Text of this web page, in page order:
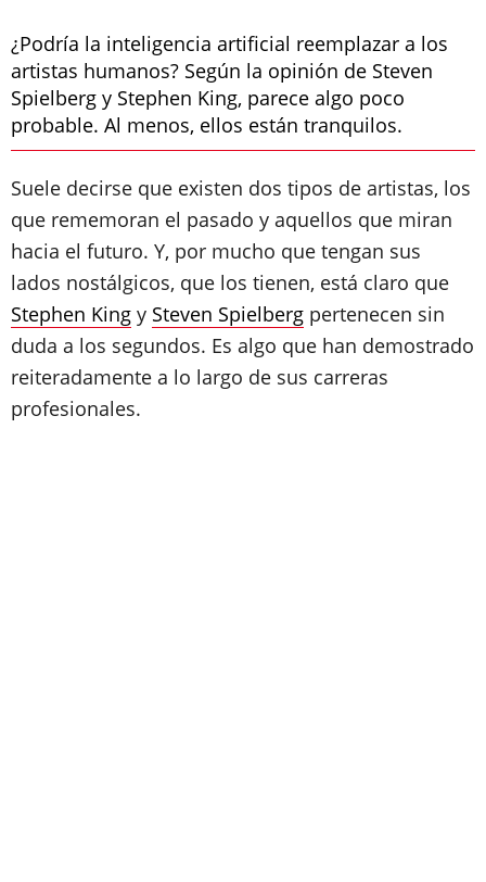
¿Podría la inteligencia artificial reemplazar a los
artistas humanos? Según la opinión de Steven
Spielberg y Stephen King, parece algo poco
probable. Al menos, ellos están tranquilos.
Suele decirse que existen dos tipos de artistas, los
que rememoran el pasado y aquellos que miran
hacia el futuro. Y, por mucho que tengan sus
lados nostálgicos, que los tienen, está claro que
Stephen King y Steven Spielberg pertenecen sin
duda a los segundos. Es algo que han demostrado
reiteradamente a lo largo de sus carreras
profesionales.